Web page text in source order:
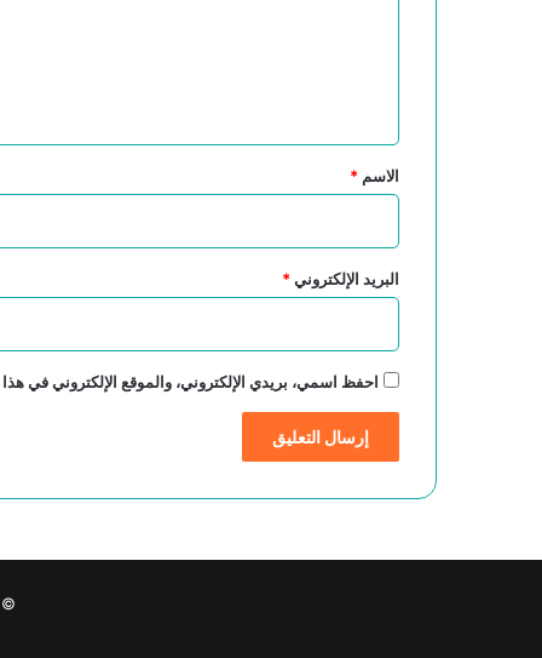
*
الاسم *
البريد الإلكتروني*
احفظ اسمي، بريدي الإلكتروني، والموقع الإلكتروني في
©